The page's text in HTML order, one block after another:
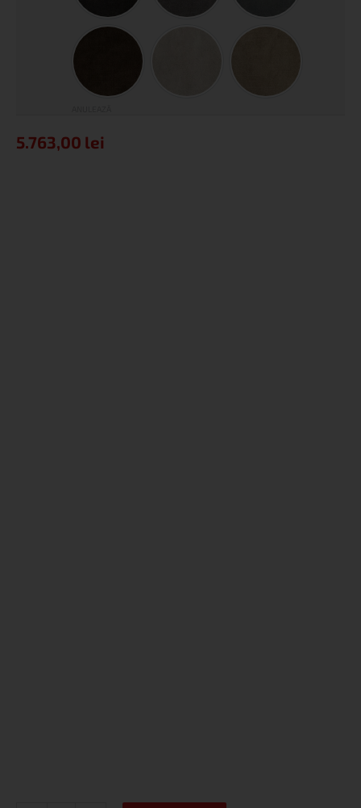
Pluș Chocolate Pluș Sand Pluș Tofee
5.763,00 lei